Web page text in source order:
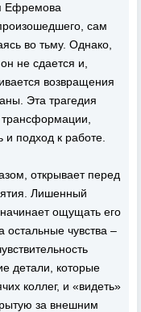
Ефремова
сам
во тьму. Однако,
не сдается и,
возвращения
Эта трагедия
трансформации,
подход к работе.
открывает перед
Лишенный
ощущать его
остальные чувства –
детали, которые
коллег, и «видеть»
за внешним